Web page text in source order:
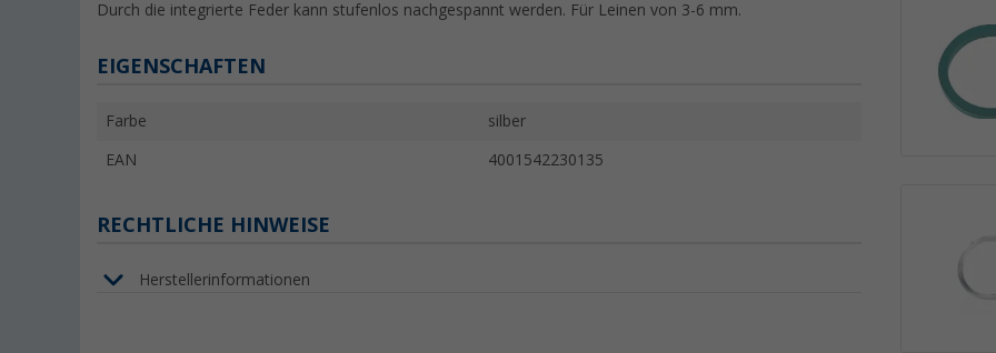
Durch die integrierte Feder kann stufenlos nachgespannt werden. Für Leinen von 3-6 mm.
EIGENSCHAFTEN
Farbe silber
EAN 4001542230135
RECHTLICHE HINWEISE
Herstellerinformationen